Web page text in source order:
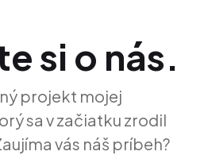
si o nás.
projekt mojej
sa v začiatku zrodil
vás náš príbeh?